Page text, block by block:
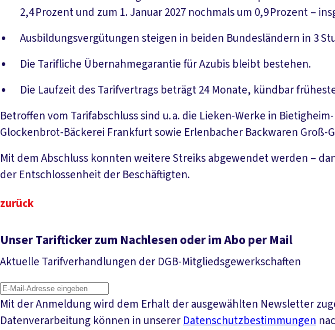
2,4 Prozent und zum 1. Januar 2027 nochmals um 0,9 Prozent –
Ausbildungsvergütungen steigen in beiden Bundesländern in 3
Die Tarifliche Übernahmegarantie für Azubis bleibt bestehen.
Die Laufzeit des Tarifvertrags beträgt 24 Monate, kündbar
Betroffen vom Tarifabschluss sind u. a. die Lieken-Werke in
Glockenbrot-Bäckerei Frankfurt sowie Erlenbacher Backwaren Groß-
Mit dem Abschluss konnten weitere Streiks abgewendet werden –
der Entschlossenheit der Beschäftigten.
zurück
Unser Tarifticker zum Nachlesen oder im Abo per Mail
Aktuelle Tarifverhandlungen der DGB-Mitgliedsgewerkschaften
Mit der Anmeldung wird dem Erhalt der ausgewählten Newsletter
Datenverarbeitung können in unsererDatenschutzbestimmungen